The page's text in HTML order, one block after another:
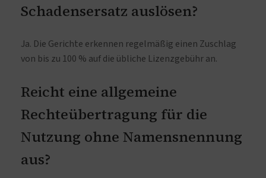
Schadensersatz auslösen?
Ja. Die Gerichte erkennen regelmäßig einen Zuschlag
von bis zu 100 % auf die übliche Lizenzgebühr an.
Reicht eine allgemeine
Rechteübertragung für die
Nutzung ohne Namensnennung
aus?